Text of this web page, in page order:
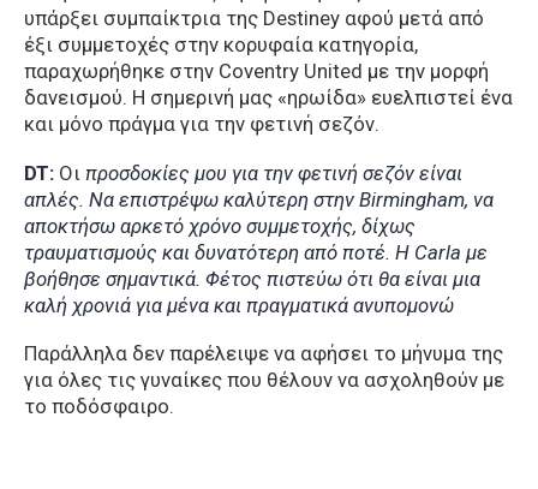
υπάρξει συμπαίκτρια της Destiney αφού μετά από
έξι συμμετοχές στην κορυφαία κατηγορία,
παραχωρήθηκε στην Coventry United με την μορφή
δανεισμού. Η σημερινή μας «ηρωίδα» ευελπιστεί ένα
και μόνο πράγμα για την φετινή σεζόν.
DT: Οι προσδοκίες μου για την φετινή σεζόν είναι
απλές. Να επιστρέψω καλύτερη στην Birmingham, να
αποκτήσω αρκετό χρόνο συμμετοχής, δίχως
τραυματισμούς και δυνατότερη από ποτέ. Η Carla με
βοήθησε σημαντικά. Φέτος πιστεύω ότι θα είναι μια
καλή χρονιά για μένα και πραγματικά ανυπομονώ
Παράλληλα δεν παρέλειψε να αφήσει το μήνυμα της
για όλες τις γυναίκες που θέλουν να ασχοληθούν με
το ποδόσφαιρο.